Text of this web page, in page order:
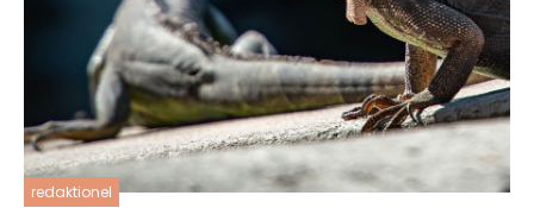
redaktionel